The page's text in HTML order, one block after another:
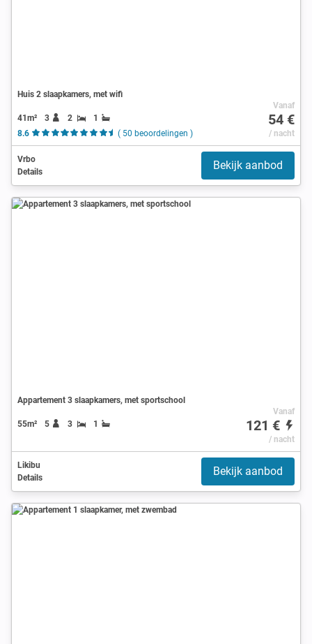
Huis 2 slaapkamers, met wifi
41m² 3 2
1
8.6
( 50 beoordelingen )
Vanaf
54 €
/ nacht
Vrbo
Details
Bekijk aanbod
Appartement 3 slaapkamers, met sportschool
55m² 5 3 1
Vanaf
121 €
/ nacht
Likibu
Details
Bekijk aanbod